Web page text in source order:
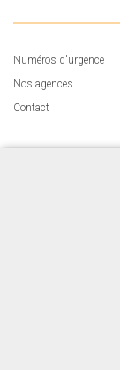
Numéros d'urgence
Nos agences
Contact